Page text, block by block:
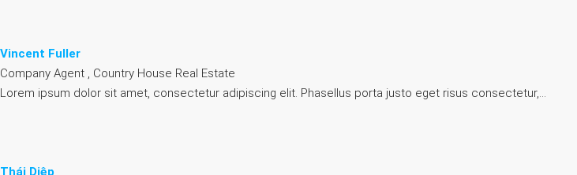
Vincent Fuller
Company Agent , Country House Real Estate
Lorem ipsum dolor sit amet, consectetur adipiscing elit. Phasellus porta justo eget risus consectetur,…
Thái Diệp